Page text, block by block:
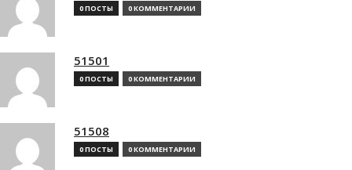
0 ПОСТЫ 0 КОММЕНТАРИИ
51501
0 ПОСТЫ 0 КОММЕНТАРИИ
51508
0 ПОСТЫ 0 КОММЕНТАРИИ